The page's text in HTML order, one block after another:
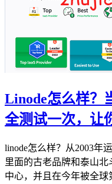
Linode怎么样？
全测试一次，让
linode怎么样？从2003年
里面的古老品牌和泰山
中心，并且在今年被全球